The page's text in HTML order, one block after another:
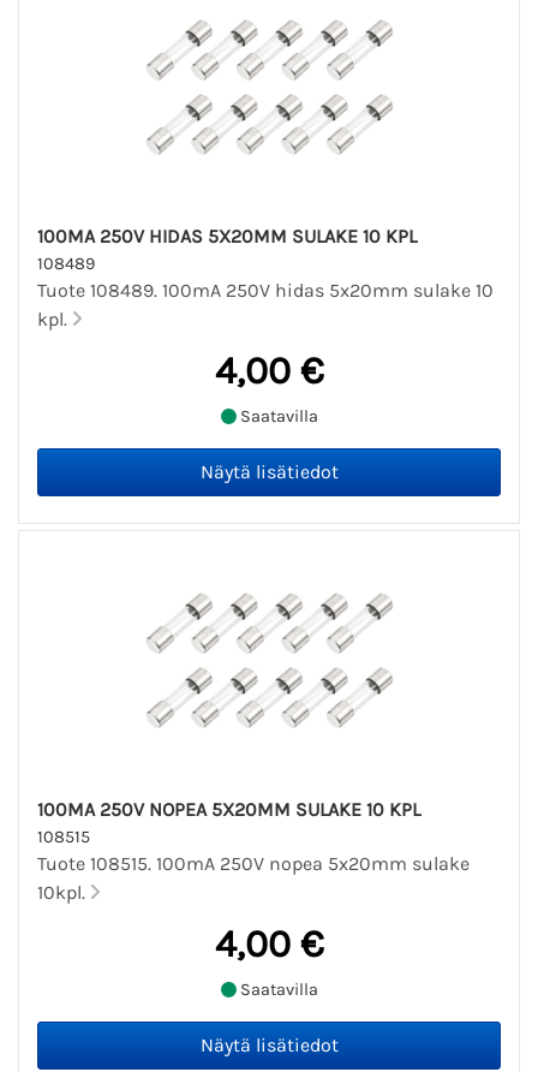
100MA 250V HIDAS 5X20MM SULAKE 10 KPL
108489
Tuote 108489. 100mA 250V hidas 5x20mm sulake 10
kpl.
4,00 €
Saatavilla
100MA 250V NOPEA 5X20MM SULAKE 10 KPL
108515
Tuote 108515. 100mA 250V nopea 5x20mm sulake
10kpl.
4,00 €
Saatavilla